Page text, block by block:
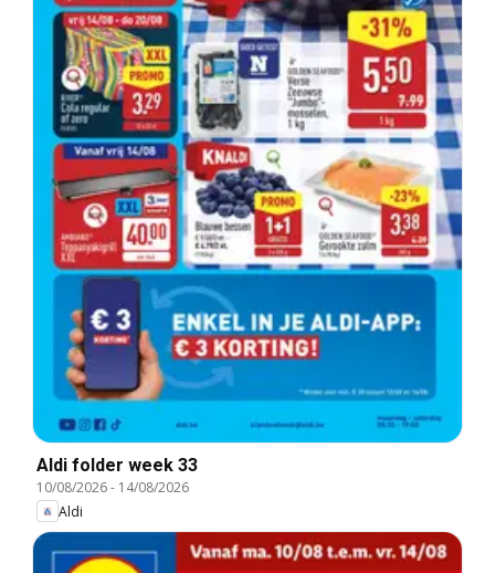
Aldi folder week 33
10/08/2026- 14/08/2026
Aldi